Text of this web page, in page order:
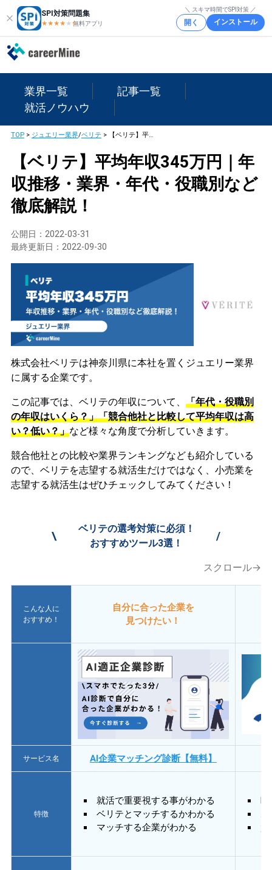
SPI対策問題集
★★★★ ★★
無料アプリ
＼ スキマ時間でSPI対策 ／
開く インストール
業界一覧
記事一覧
就活ノウハウ
TOP> ジュエリー業界/ベリテ > 【ベリテ】平均年収345万円｜年収推移・業界・年代・役職別など徹底解説！
【ベリテ】平均年収345万円｜年
収推移・業界・年代・役職別など
徹底解説！
公開日： 2022-03-31
最終更新日： 2022-09-30
株式会社ベリテは神奈川県に本社を置くジュエリー業界
に属する企業です。
この記事では、ベリテの年収について、 「年代・役職別
の年収はいくら？」「競合他社と比較して平均年収は高
い？低い？」など様々な角度で分析していきます。
競合他社との比較や業界ランキングなども紹介している
ので、ベリテを志望する就活生だけではなく、小売業を
志望する就活生はぜひチェックしてみてください！
\
ベリテの選考対策に必須！
おすすめツール3選！
/
スクロール→
こんな人に
おすすめ！
自分に合った企業を
見つけたい！
サービス名 AI企業マッチング診断【無料】
特徴
就活で重要視する事がわかる
ベリテとマッチするかわかる
マッチする企業がわかる
質